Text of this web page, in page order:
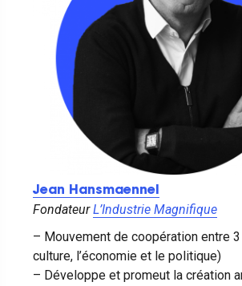
Jean Hansmaennel
FondateurL’Industrie Magnifique
– Mouvement de coopération entre
culture, l’économie et le politique)
– Développe et promeut la création